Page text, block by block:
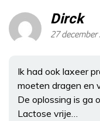
Dirck
27
Ik had ook laxeer
moeten dragen en
De oplossing is ga
Lactose vrije…